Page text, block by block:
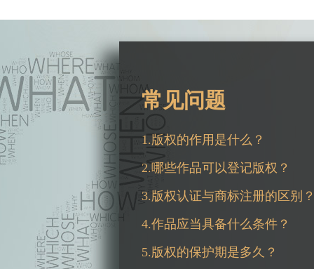
常见问题
1.版权的作用是什么？
2.哪些作品可以登记版权？
3.版权认证与商标注册的区别
4.作品应当具备什么条件？
5.版权的保护期是多久？